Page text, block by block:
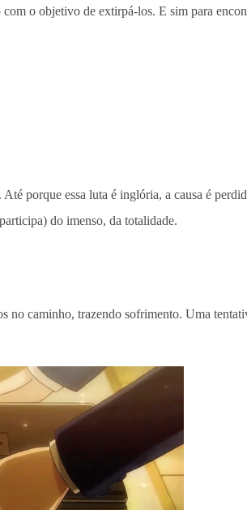
o objetivo de extirpá-los. E sim para
porque essa luta é inglória, a causa é
do imenso, da totalidade.
no caminho, trazendo sofrimento. Uma